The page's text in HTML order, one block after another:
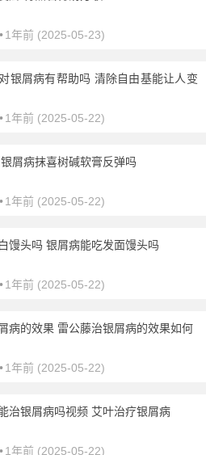
•1年前 (2025-05-23)
银屑病有帮助吗 清除自由基能让人变
•1年前 (2025-05-22)
屑病抹喜树碱软膏反弹吗
•1年前 (2025-05-22)
馒头吗 银屑病能吃发面馒头吗
•1年前 (2025-05-22)
病的效果 雷公藤治银屑病的效果如何
•1年前 (2025-05-22)
治银屑病吗视频 艾叶治疗银屑病
•1年前 (2025-05-22)